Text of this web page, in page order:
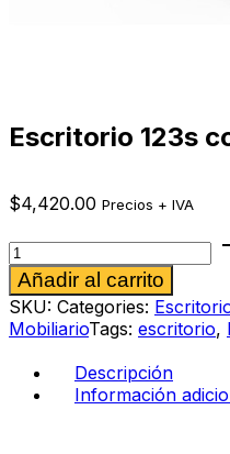
Escritorio 123s
$4,420.00 Precios + IVA
Escritorio
123s
color
blanco
cantidad
Añadir al carrito
SKU: Categories:
MobiliarioTags: escritorio,
Descripción
Información